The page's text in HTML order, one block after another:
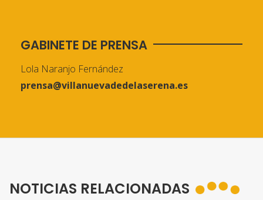
GABINETE DE PRENSA
Lola Naranjo Fernández
prensa@villanuevadedelaserena.es
NOTICIAS RELACIONADAS